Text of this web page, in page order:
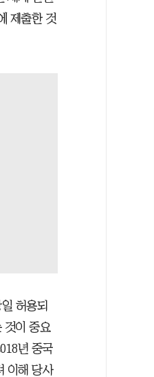
제출한 것
허용되
것이 중요
년 중국
이해 당사